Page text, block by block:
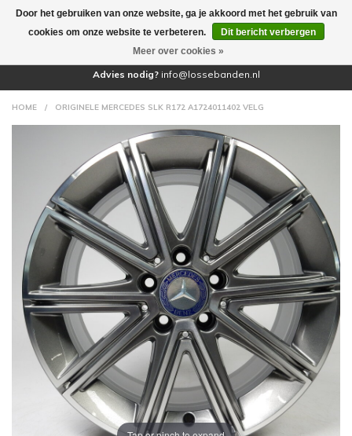
(0)
Advies nodig? info@lossebanden.nl
HOME / ORIGINELE MERCEDES SLK R172 A1724011402 VELG
Door het gebruiken van onze website, ga je akkoord met het gebruik van
cookies om onze website te verbeteren.
Dit bericht verbergen
Meer over cookies »